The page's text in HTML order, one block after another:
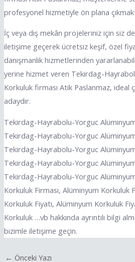
profesyonel hizmetiyle ön plana
İç veya dış mekân projeleriniz için siz
iletişime geçerek ücretsiz keşif, özel
danışmanlık hizmetlerinden
yerine hizmet veren Tekirdag-
Korkuluk firması Atik Paslanmaz, ideal
adaydır.
Tekirdag-Hayrabolu-Yorguc
Tekirdag-Hayrabolu-Yorguc
Tekirdag-Hayrabolu-Yorguc
Tekirdag-Hayrabolu-Yorguc
Tekirdag-Hayrabolu-Yorguc
Korkuluk Firması, Alüminyum Korkuluk
Korkuluk Fiyatı, Alüminyum Korkuluk
Korkuluk …vb hakkında ayrıntılı bilgi
bizimle iletişime geçin.
← Önceki Yazı